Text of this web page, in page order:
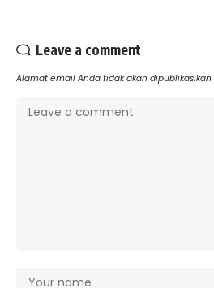
Leave a comment
Alamat email Anda tidak akan dipublikasikan.